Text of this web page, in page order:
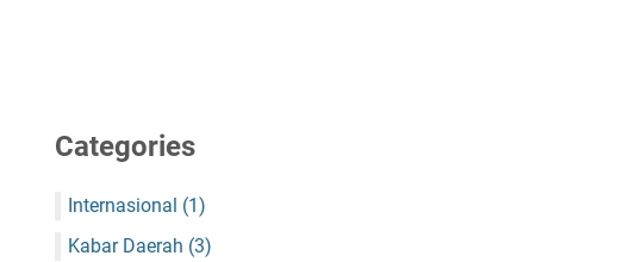
Categories
Internasional (1)
Kabar Daerah (3)